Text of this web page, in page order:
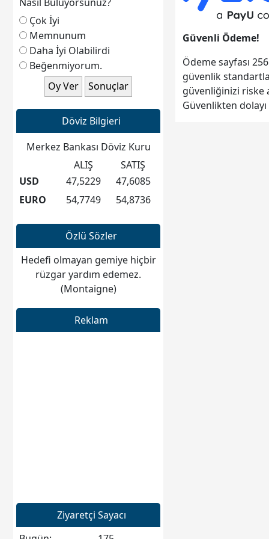
saatte yapılacaktır. Genel
Kurul üyelerimize önemle
duyurulur.
Gündem:
1) Açılış ve Yoklama
2) Divan Kurulunun
3) Saygı Duruşu ve İstiklal
Marşımızın Okunuşu
4) Yönetim Kurulu Faaliyet
Raporunun Okunması ve
5) Denetleme Kurulu
Raporunun Okunması ve
6) Gelir Gider Hesabı ve
TahminiBütçenin
Görüşülmesi ve Kabulü
7) Üye aidatlarının
Belirlenmesi
9) Dernek Organlarının Seçimi
Çok İyi
Memnunum
Daha İyi Olabilirdi
Beğenmiyorum.
Döviz Bilgieri
Merkez Bankası Döviz Kuru
ALIŞ
SATIŞ
USD
47,5229
47,6085
EURO
54,7749 54,8736
Özlü Sözler
Hedefi olmayan gemiye hiçbir
rüzgar yardım edemez.
(Montaigne)
Reklam
Ziyaretçi Sayacı
Güvenli Ödeme!
Ödeme sayfası
güvenlik
güvenliğinizi riske
Güvenlikten